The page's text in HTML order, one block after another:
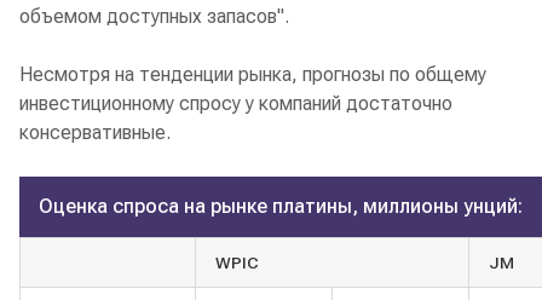
объемом доступных запасов".
Несмотря на тенденции рынка, прогнозы по общему
инвестиционному спросу у компаний достаточно
консервативные.
Оценка спроса на рынке платины, миллионы унций:
WPIC JM